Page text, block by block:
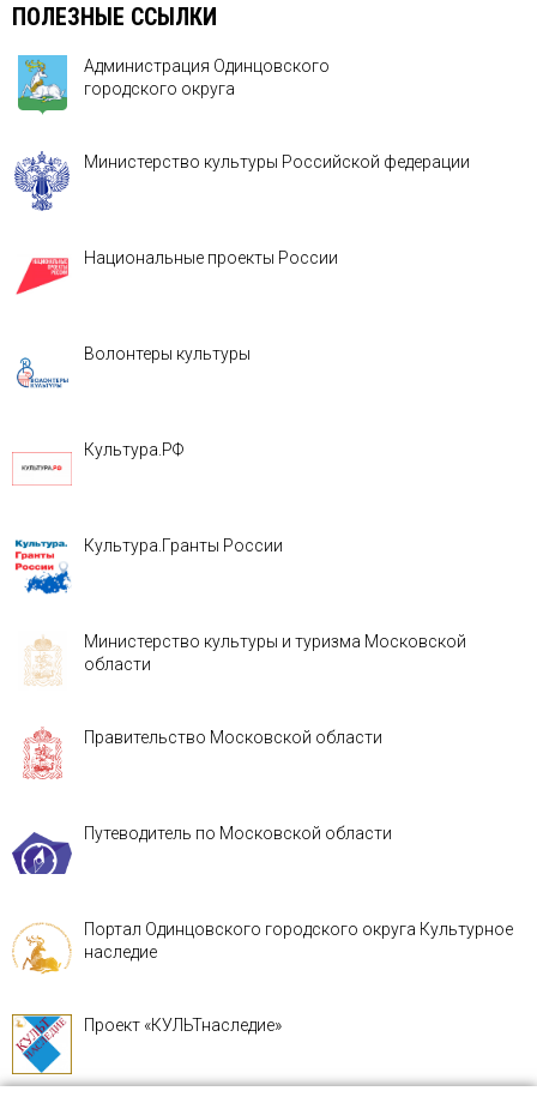
ПОЛЕЗНЫЕ ССЫЛКИ
Администрация Одинцовского
городского округа
Министерство культуры Российской федерации
Национальные проекты России
Волонтеры культуры
Культура.РФ
Культура.Гранты России
Министерство культуры и туризма Московской
области
Правительство Московской области
Путеводитель по Московской области
Портал Одинцовского городского округа Культурное
наследие
Проект «КУЛЬТнаследие»